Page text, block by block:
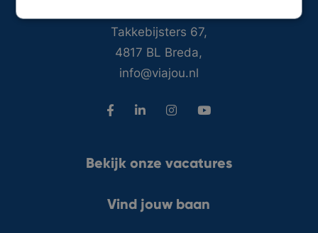
Takkebijsters 67,
4817 BL Breda,
info@viajou.nl
Bekijk onze vacatures
Vind jouw baan